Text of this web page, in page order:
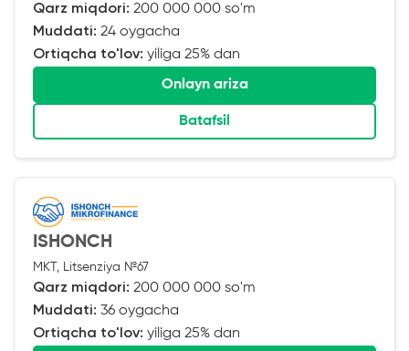
Qarz miqdori: 200 000 000 so'm
Muddati: 24 oygacha
Ortiqcha to'lov: yiliga 25% dan
Onlayn ariza
Batafsil
ISHONCH
MKT, Litsenziya №67
Qarz miqdori: 200 000 000 so'm
Muddati: 36 oygacha
Ortiqcha to'lov: yiliga 25% dan